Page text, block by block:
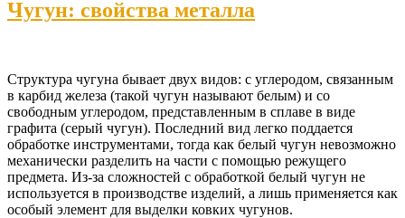
Чугун: свойства металла
Структура чугуна бывает двух видов: с углеродом, связанным
в карбид железа (такой чугун называют белым) и со
свободным углеродом, представленным в сплаве в виде
графита (серый чугун). Последний вид легко поддается
обработке инструментами, тогда как белый чугун невозможно
механически разделить на части с помощью режущего
предмета. Из-за сложностей с обработкой белый чугун не
используется в производстве изделий, а лишь применяется как
особый элемент для выделки ковких чугунов.